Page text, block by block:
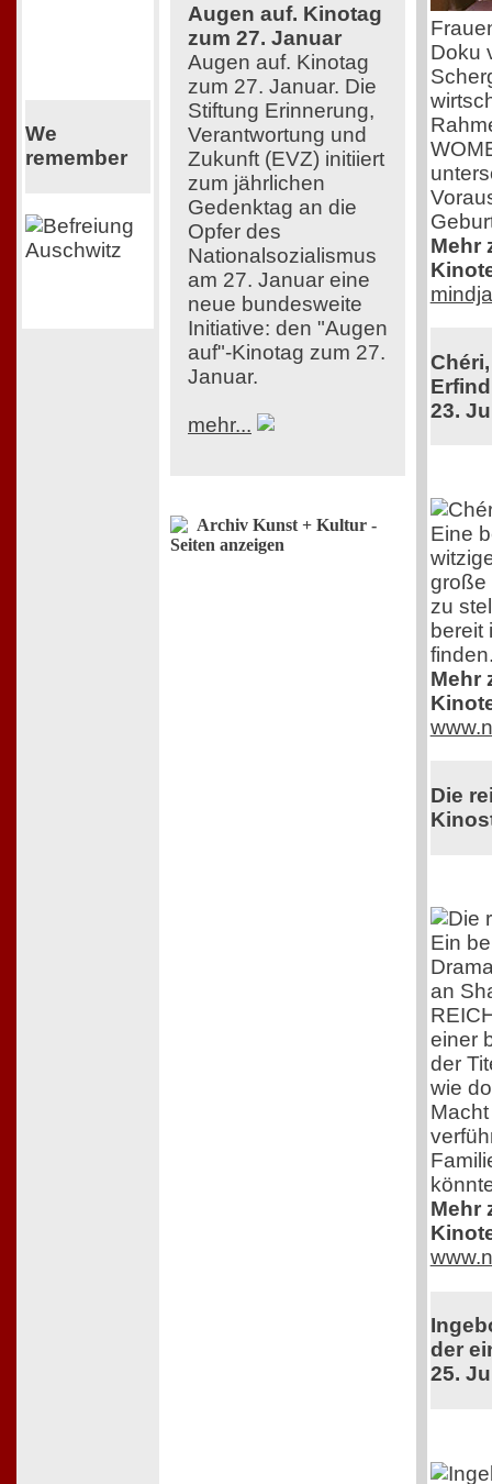
We
remember
Augen auf. Kinotag
zum 27. Januar
Augen auf. Kinotag
zum 27. Januar. Die
Stiftung Erinnerung,
Verantwortung und
Zukunft (EVZ) initiiert
zum jährlichen
Gedenktag an die
Opfer des
Nationalsozialismus
am 27. Januar eine
neue bundesweite
Initiative: den "Augen
auf"-Kinotag zum 27.
Januar.
mehr...
Archiv Kunst + Kultur -
Seiten anzeigen
Doku
Mehr
23.
Eine
große
zu
bereit
Mehr
Die
Ein
an
einer
der
wie
Mehr
der
25.